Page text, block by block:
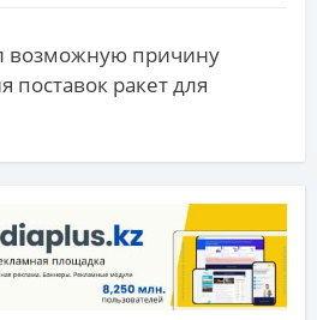
возможную причину
поставок ракет для